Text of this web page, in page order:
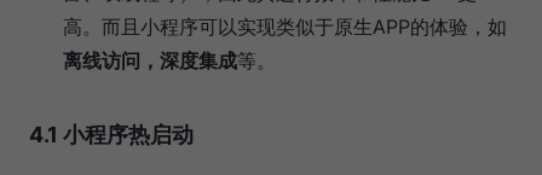
高。而且小程序可以实现类似于原生APP的体验，如
离线访问，深度集成等。
4.1 小程序热启动